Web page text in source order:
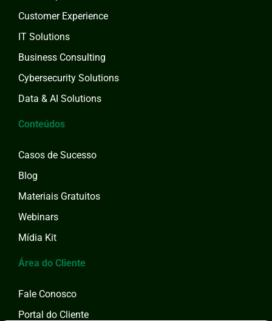
Customer Experience
IT Solutions
Business Consulting
Cybersecurity Solutions
Data & AI Solutions
Conteúdos
Casos de Sucesso
Blog
Materiais Gratuitos
Webinars
Mídia Kit
Área do Cliente
Fale Conosco
Portal do Cliente